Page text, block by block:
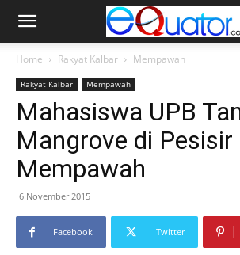
Home Rakyat Kalbar Mempawah
Rakyat Kalbar Mempawah
Mahasiswa UPB
Mangrove di Pesisir
Mempawah
6 November 2015
Facebook Twitter